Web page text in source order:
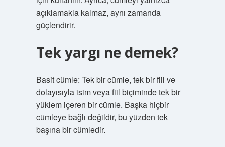
açıklamakla kalmaz, aynı zamanda
güçlendirir.
Tek yargı ne demek?
Basit cümle: Tek bir cümle, tek bir fiil ve
dolayısıyla isim veya fiil biçiminde tek bir
yüklem içeren bir cümle. Başka hiçbir
cümleye bağlı değildir, bu yüzden tek
başına bir cümledir.